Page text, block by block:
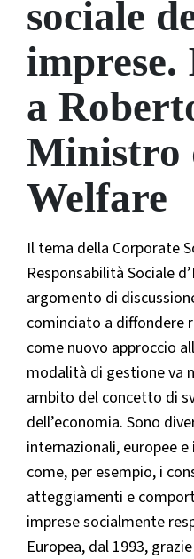
sociale
a
Ministro
Welfare
Il tema della Corporate
Responsabilità Sociale
argomento di
cominciato a diffondere
come nuovo approccio
modalità di gestione va
ambito del concetto di
dell’economia. Sono
internazionali, europee
come, per esempio, i
atteggiamenti e
imprese socialmente
Europea, dal 1993,